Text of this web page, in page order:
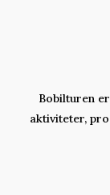
Bobilturen
aktiviteter,